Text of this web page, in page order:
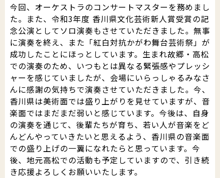
今回、オーケストラのコンサートマスターを務めまし
た。また、令和3年度 香川県文化芸術新人賞受賞の記
念公演としてソロ演奏もさせていただきました。無事
に演奏を終え、また「紅白対抗かがわ舞台芸術祭」が
成功したことにほっとしています。生まれ故郷・高松
での演奏のため、いつもとは異なる緊張感やプレッシ
ャーを感じていましたが、会場にいらっしゃるみなさ
んに感謝の気持ちで演奏させていただきました。今、
香川県は美術面では盛り上がりを見せていますが、音
楽面ではまだまだ弱いと感じています。今後は、自身
の演奏を通じて、後輩たちが育ち、若い人が音楽をど
んどんやっていきたいと思えるよう、香川県の音楽面
での盛り上げの一翼になれたらと思っています。今
後、地元高松での活動も予定していますので、引き続
き応援よろしくお願いいたします。